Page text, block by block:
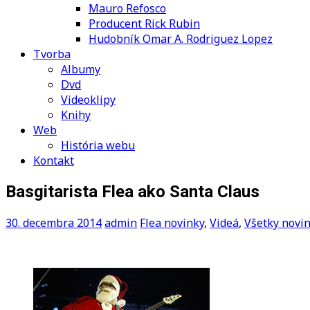
Mauro Refosco
Producent Rick Rubin
Hudobník Omar A. Rodriguez Lopez
Tvorba
Albumy
Dvd
Videoklipy
Knihy
Web
História webu
Kontakt
Basgitarista Flea ako Santa Claus
30. decembra 2014admin Flea novinky, Videá, Všetky